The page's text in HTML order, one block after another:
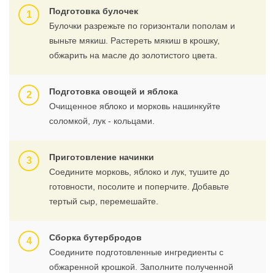
Подготовка булочек
Булочки разрежьте по горизонтали пополам и
выньте мякиш. Растереть мякиш в крошку,
обжарить на масле до золотистого цвета.
Подготовка овощей и яблока
Очищенное яблоко и морковь нашинкуйте
соломкой, лук - кольцами.
Приготовление начинки
Соедините морковь, яблоко и лук, тушите до
готовности, посолите и поперчите. Добавьте
тертый сыр, перемешайте.
Сборка бутербродов
Соедините подготовленные ингредиенты с
обжаренной крошкой. Заполните полученной